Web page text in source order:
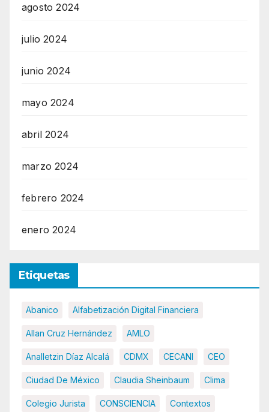
agosto 2024
julio 2024
junio 2024
mayo 2024
abril 2024
marzo 2024
febrero 2024
enero 2024
Etiquetas
Abanico Alfabetización Digital Financiera
Allan Cruz Hernández AMLO
Analletzin Díaz Alcalá CDMX CECANI CEO
Ciudad De México Claudia Sheinbaum Clima
Colegio Jurista CONSCIENCIA Contextos